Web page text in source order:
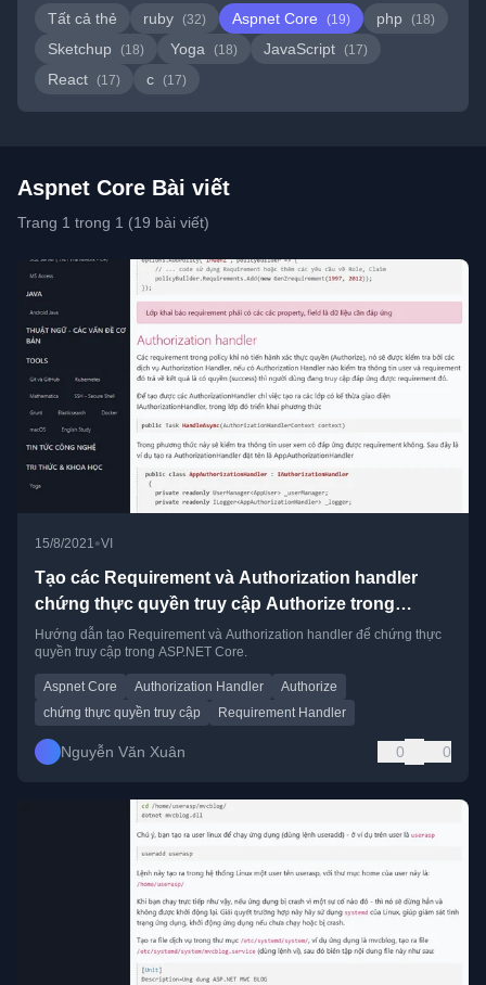
Tất cả thẻ
ruby (32) Aspnet Core (19) php (18)
Sketchup (18) Yoga (18) JavaScript (17)
React (17) c (17)
Aspnet Core Bài viết
Trang 1 trong 1 (19 bài viết)
15/8/2021•VI
Tạo các Requirement và Authorization handler
chứng thực quyền truy cập Authorize trong
ASP.NET Core
Hướng dẫn tạo Requirement và Authorization handler để chứng thực
quyền truy cập trong ASP.NET Core.
Aspnet Core Authorization Handler
Authorize
chứng thực quyền truy cập
Requirement Handler
Nguyễn Văn Xuân 0 0